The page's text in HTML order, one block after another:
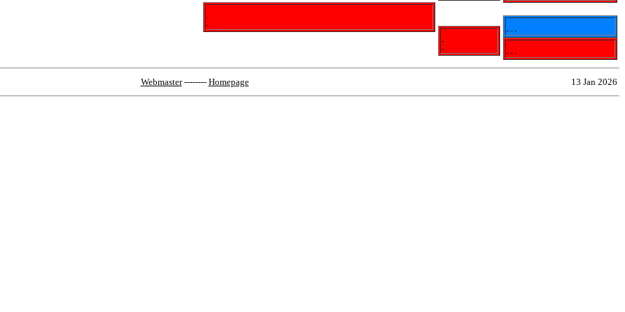
-
-
-
-
- - -
- - -
Webmaster-------- Homepage 13 Jan 2026